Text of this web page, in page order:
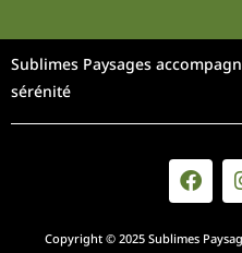
Sublimes Paysages
sérénité
Copyright © 2025 Sublimes